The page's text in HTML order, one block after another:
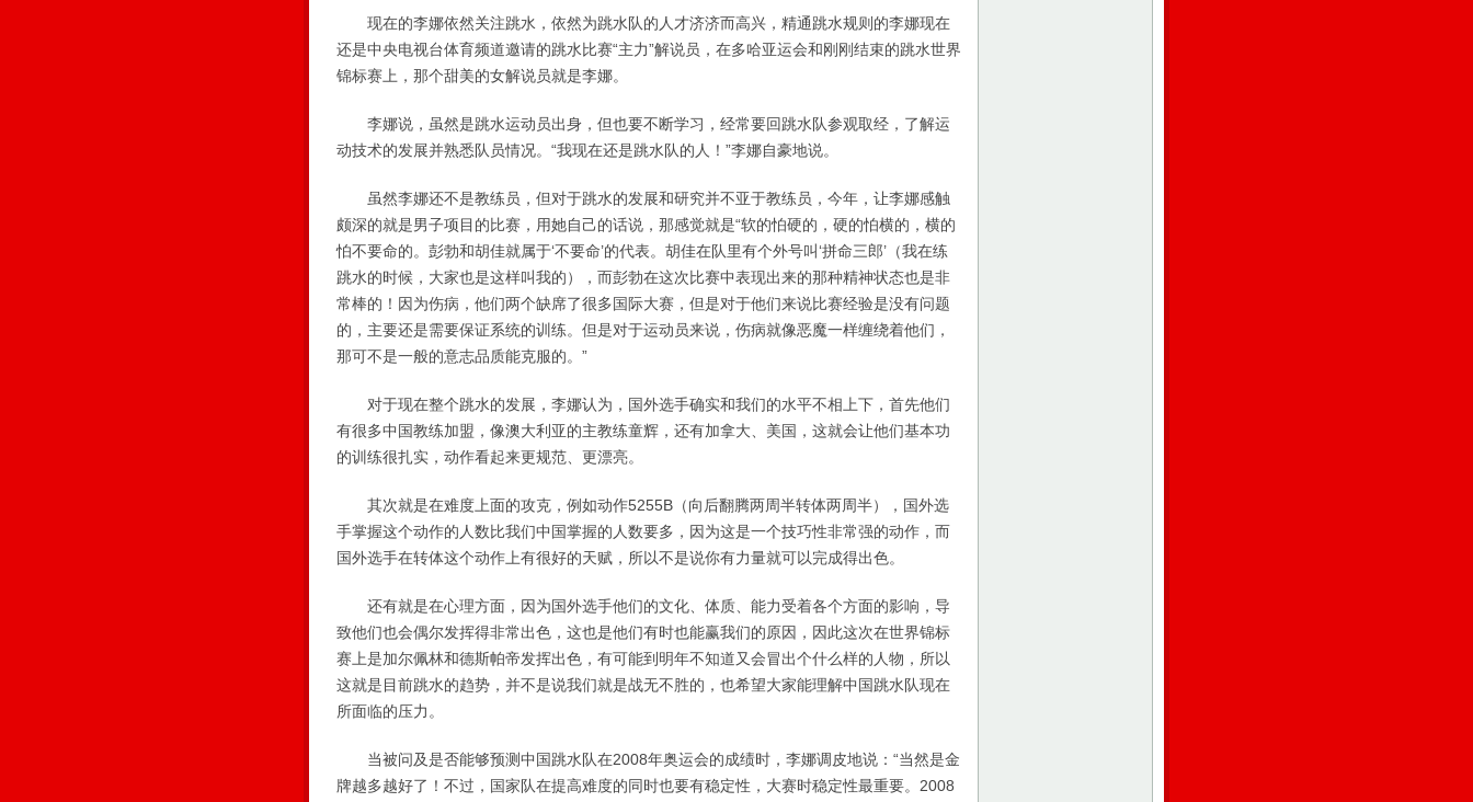
现在的李娜依然关注跳水，依然为跳水队的人才济济而高兴，精通跳水规则的李娜现在
还是中央电视台体育频道邀请的跳水比赛“主力”解说员，在多哈亚运会和刚刚结束的跳水世界
锦标赛上，那个甜美的女解说员就是李娜。
李娜说，虽然是跳水运动员出身，但也要不断学习，经常要回跳水队参观取经，了解运
动技术的发展并熟悉队员情况。“我现在还是跳水队的人！”李娜自豪地说。
虽然李娜还不是教练员，但对于跳水的发展和研究并不亚于教练员，今年，让李娜感触
颇深的就是男子项目的比赛，用她自己的话说，那感觉就是“软的怕硬的，硬的怕横的，横的
怕不要命的。彭勃和胡佳就属于‘不要命’的代表。胡佳在队里有个外号叫‘拼命三郎’（我在练
跳水的时候，大家也是这样叫我的），而彭勃在这次比赛中表现出来的那种精神状态也是非
常棒的！因为伤病，他们两个缺席了很多国际大赛，但是对于他们来说比赛经验是没有问题
的，主要还是需要保证系统的训练。但是对于运动员来说，伤病就像恶魔一样缠绕着他们，
那可不是一般的意志品质能克服的。”
对于现在整个跳水的发展，李娜认为，国外选手确实和我们的水平不相上下，首先他们
有很多中国教练加盟，像澳大利亚的主教练童辉，还有加拿大、美国，这就会让他们基本功
的训练很扎实，动作看起来更规范、更漂亮。
其次就是在难度上面的攻克，例如动作5255B（向后翻腾两周半转体两周半），国外选
手掌握这个动作的人数比我们中国掌握的人数要多，因为这是一个技巧性非常强的动作，而
国外选手在转体这个动作上有很好的天赋，所以不是说你有力量就可以完成得出色。
还有就是在心理方面，因为国外选手他们的文化、体质、能力受着各个方面的影响，导
致他们也会偶尔发挥得非常出色，这也是他们有时也能赢我们的原因，因此这次在世界锦标
赛上是加尔佩林和德斯帕帝发挥出色，有可能到明年不知道又会冒出个什么样的人物，所以
这就是目前跳水的趋势，并不是说我们就是战无不胜的，也希望大家能理解中国跳水队现在
所面临的压力。
当被问及是否能够预测中国跳水队在2008年奥运会的成绩时，李娜调皮地说：“当然是金
牌越多越好了！不过，国家队在提高难度的同时也要有稳定性，大赛时稳定性最重要。2008